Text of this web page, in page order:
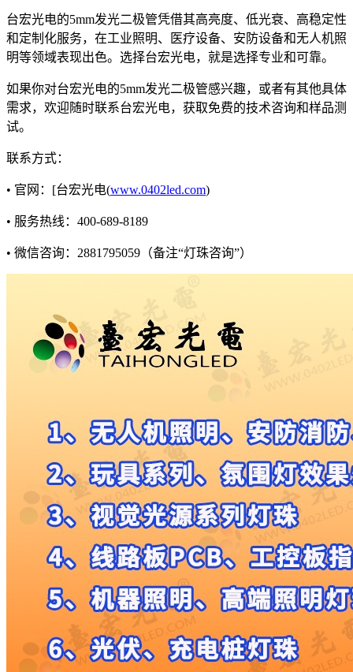
台宏光电的5mm发光二极管凭借其高亮度、低光衰、高稳定性
和定制化服务，在工业照明、医疗设备、安防设备和无人机照
明等领域表现出色。选择台宏光电，就是选择专业和可靠。
如果你对台宏光电的5mm发光二极管感兴趣，或者有其他具体
需求，欢迎随时联系台宏光电，获取免费的技术咨询和样品测
试。
联系方式：
• 官网：[台宏光电(www.0402led.com)
• 服务热线：400-689-8189
• 微信咨询：2881795059（备注“灯珠咨询”）